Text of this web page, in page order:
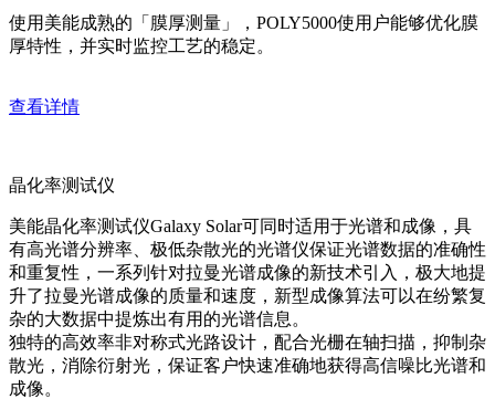
使用美能成熟的「膜厚测量」，POLY5000使用户能够优化膜
厚特性，并实时监控工艺的稳定。
查看详情
晶化率测试仪
美能晶化率测试仪Galaxy Solar可同时适用于光谱和成像，具
有高光谱分辨率、极低杂散光的光谱仪保证光谱数据的准确性
和重复性，一系列针对拉曼光谱成像的新技术引入，极大地提
升了拉曼光谱成像的质量和速度，新型成像算法可以在纷繁复
杂的大数据中提炼出有用的光谱信息。
独特的高效率非对称式光路设计，配合光栅在轴扫描，抑制杂
散光，消除衍射光，保证客户快速准确地获得高信噪比光谱和
成像。